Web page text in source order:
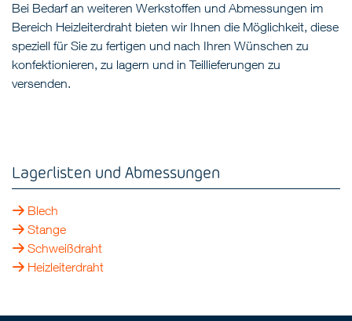
Bei Bedarf an weiteren Werkstoffen und Abmessungen im
Bereich Heizleiterdraht bieten wir Ihnen die Möglichkeit, diese
speziell für Sie zu fertigen und nach Ihren Wünschen zu
konfektionieren, zu lagern und in Teillieferungen zu
versenden.
Lagerlisten und Abmessungen
Blech
Stange
Schweißdraht
Heizleiterdraht